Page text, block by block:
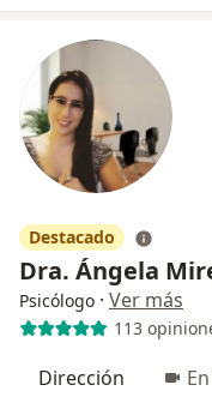
Destacado
Dra. Ángela
Psicólogo · Ver más
113
Dirección